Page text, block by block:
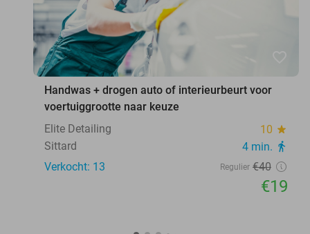
Handwas + drogen auto of interieurbeurt voor
voertuiggrootte naar keuze
Elite Detailing
10 star
Sittard 4 min. directions_walk
Verkocht: 13 Regulier €40
€19